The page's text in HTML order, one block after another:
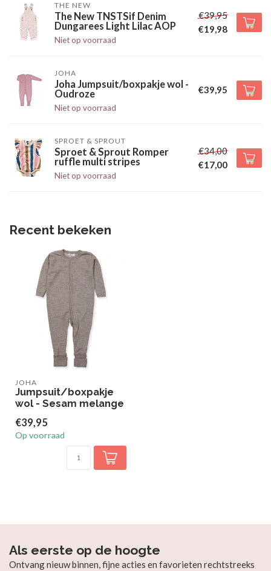
THE NEW
The New TNSTSif Denim
Dungarees Light Lilac AOP
Niet op voorraad
€39,95
€19,98
JOHA
Joha Jumpsuit/boxpakje wol -
Oudroze
Niet op voorraad
€39,95
SPROET & SPROUT
Sproet & Sprout Romper
ruffle multi stripes
Niet op voorraad
€34,00
€17,00
Recent bekeken
JOHA
Jumpsuit/boxpakje
wol - Sesam melange
€39,95
Op voorraad
Als eerste op de hoogte
Ontvang nieuw binnen, fijne acties en favorieten rechtstreeks